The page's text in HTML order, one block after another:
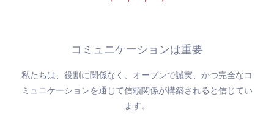
コミュニケーションは重要
私たちは、役割に関係なく、オープンで誠実、かつ完全なコ
ミュニケーションを通じて信頼関係が構築されると信じてい
ます。